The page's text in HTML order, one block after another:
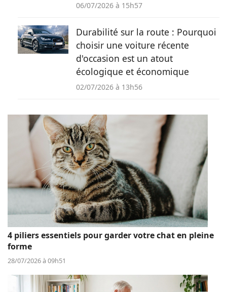
06/07/2026 à 15h57
Durabilité sur la route : Pourquoi
choisir une voiture récente
d'occasion est un atout
écologique et économique
02/07/2026 à 13h56
4 piliers essentiels pour garder votre chat en pleine
forme
28/07/2026 à 09h51